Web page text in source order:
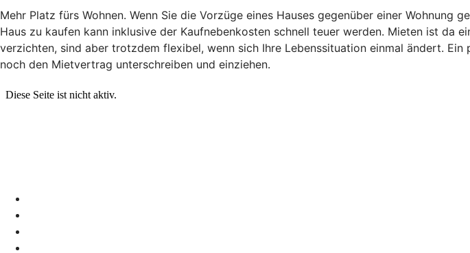
Mehr Platz fürs Wohnen. Wenn Sie die Vorzüge eines Hauses gegenüber einer
Haus zu kaufen kann inklusive der Kaufnebenkosten schnell teuer werden. Mieten ist da
verzichten, sind aber trotzdem flexibel, wenn sich Ihre Lebenssituation einmal ändert.
noch den Mietvertrag unterschreiben und einziehen.